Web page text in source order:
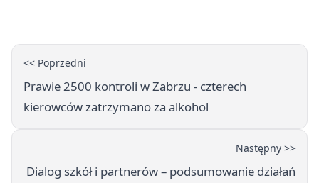
<< Poprzedni
Prawie 2500 kontroli w Zabrzu - czterech
kierowców zatrzymano za alkohol
Następny >>
Dialog szkół i partnerów – podsumowanie działań